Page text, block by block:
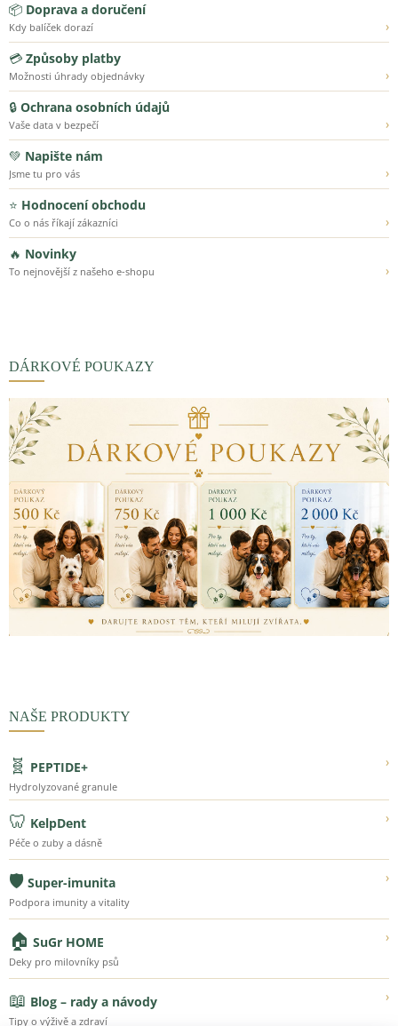
📦 Doprava a doručení
Kdy balíček dorazí
›
💳 Způsoby platby
Možnosti úhrady objednávky
›
🔒 Ochrana osobních údajů
Vaše data v bezpečí
›
💚 Napište nám
Jsme tu pro vás
›
⭐ Hodnocení obchodu
Co o nás říkají zákazníci
›
🔥 Novinky
To nejnovější z našeho e-shopu ›
DÁRKOVÉ POUKAZY
NAŠE PRODUKTY
🧬 PEPTIDE+ ›
Hydrolyzované granule
🦷 KelpDent ›
Péče o zuby a dásně
🛡️ Super-imunita ›
Podpora imunity a vitality
🏠 SuGr HOME ›
Deky pro milovníky psů
📖 Blog – rady a návody ›
Tipy o výživě a zdraví